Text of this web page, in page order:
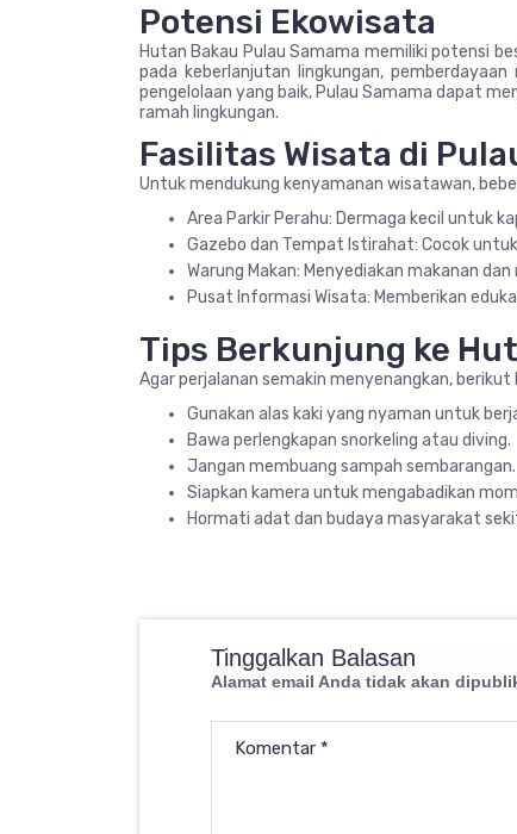
Potensi Ekowisata
Hutan Bakau Pulau Samama memiliki potensi
pada keberlanjutan lingkungan,
pengelolaan yang baik, Pulau Samama dapat
ramah lingkungan.
Fasilitas Wisata di
Untuk mendukung kenyamanan wisatawan,
Area Parkir Perahu: Dermaga kecil untuk
Gazebo dan Tempat Istirahat: Cocok
Warung Makan: Menyediakan makanan
Pusat Informasi Wisata: Memberikan
Tips Berkunjung ke
Agar perjalanan semakin menyenangkan,
Gunakan alas kaki yang nyaman untuk
Bawa perlengkapan snorkeling atau diving.
Jangan membuang sampah sembarangan.
Siapkan kamera untuk mengabadikan
Hormati adat dan budaya masyarakat
Tinggalkan Balasan
Alamat email Anda tidak akan
Komentar *